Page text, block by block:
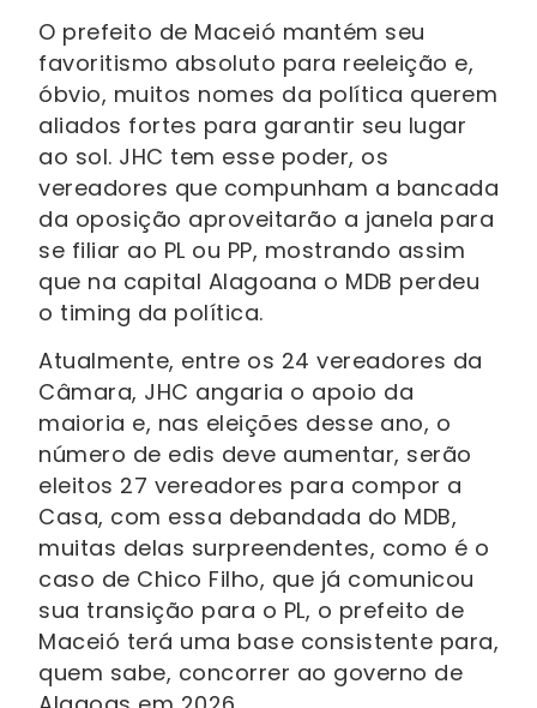
O prefeito de Maceió mantém seu
favoritismo absoluto para reeleição e,
óbvio, muitos nomes da política querem
aliados fortes para garantir seu lugar
ao sol. JHC tem esse poder, os
vereadores que compunham a bancada
da oposição aproveitarão a janela para
se filiar ao PL ou PP, mostrando assim
que na capital Alagoana o MDB perdeu
o timing da política.
Atualmente, entre os 24 vereadores da
Câmara, JHC angaria o apoio da
maioria e, nas eleições desse ano, o
número de edis deve aumentar, serão
eleitos 27 vereadores para compor a
Casa, com essa debandada do MDB,
muitas delas surpreendentes, como é o
caso de Chico Filho, que já comunicou
sua transição para o PL, o prefeito de
Maceió terá uma base consistente para,
quem sabe, concorrer ao governo de